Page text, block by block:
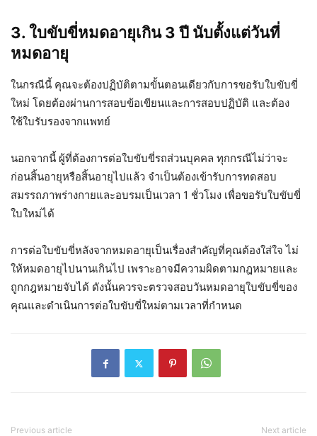
3. ใบขับขี่หมดอายุเกิน 3 ปี นับตั้งแต่วันที่
หมดอายุ
ในกรณีนี้ คุณจะต้องปฏิบัติตามขั้นตอนเดียวกับการขอรับใบขับขี่
ใหม่ โดยต้องผ่านการสอบข้อเขียนและการสอบปฏิบัติ และต้อง
ใช้ใบรับรองจากแพทย์
นอกจากนี้ ผู้ที่ต้องการต่อใบขับขี่รถส่วนบุคคล ทุกกรณีไม่ว่าจะ
ก่อนสิ้นอายุหรือสิ้นอายุไปแล้ว จำเป็นต้องเข้ารับการทดสอบ
สมรรถภาพร่างกายและอบรมเป็นเวลา 1 ชั่วโมง เพื่อขอรับใบขับขี่
ใบใหม่ได้
การต่อใบขับขี่หลังจากหมดอายุเป็นเรื่องสำคัญที่คุณต้องใส่ใจ ไม่
ให้หมดอายุไปนานเกินไป เพราะอาจมีความผิดตามกฎหมายและ
ถูกกฎหมายจับได้ ดังนั้นควรจะตรวจสอบวันหมดอายุใบขับขี่ของ
คุณและดำเนินการต่อใบขับขี่ใหม่ตามเวลาที่กำหนด
Previous article Next article